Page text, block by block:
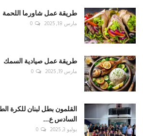
طريقة عمل شاورما اللحمة
مارس 18, 2025 0
طريقة عمل صيادية السمك
مارس 19, 2025 0
القلمون بطل لبنان للكرة
السادس ع...
يوليو 3, 2025 0